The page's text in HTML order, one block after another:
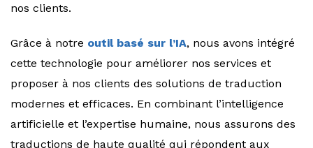
nos clients.
Grâce à notre outil basé sur l’IA, nous avons intégré
cette technologie pour améliorer nos services et
proposer à nos clients des solutions de traduction
modernes et efficaces. En combinant l’intelligence
artificielle et l’expertise humaine, nous assurons des
traductions de haute qualité qui répondent aux